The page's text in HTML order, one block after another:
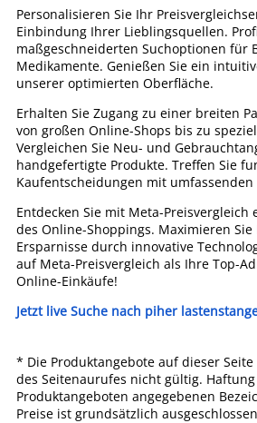
Personalisieren Sie Ihr
Einbindung Ihrer Lieblingsquellen.
maßgeschneiderten Suchoptionen für
Medikamente. Genießen Sie ein
unserer optimierten Oberfläche.
Erhalten Sie Zugang zu einer breiten
von großen Online-Shops bis zu
Vergleichen Sie Neu- und
handgefertigte Produkte. Treffen Sie
Kaufentscheidungen mit
Entdecken Sie mit Meta-Preisvergleich
des Online-Shoppings. Maximieren
Ersparnisse durch innovative
auf Meta-Preisvergleich als Ihre Top-
Online-Einkäufe!
Jetzt live Suche nach piher
* Die Produktangebote auf dieser
des Seitenaurufes nicht gültig.
Produktangeboten angegebenen
Preise ist grundsätzlich